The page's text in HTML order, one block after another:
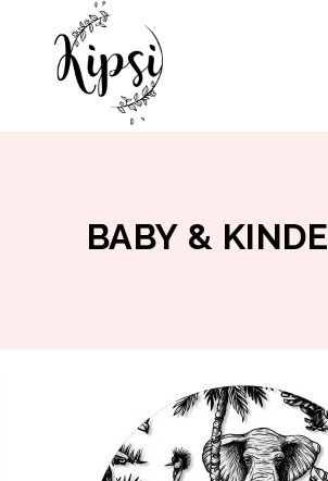
BABY &